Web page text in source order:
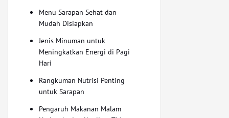
Menu Sarapan Sehat dan
Mudah Disiapkan
Jenis Minuman untuk
Meningkatkan Energi di Pagi
Hari
Rangkuman Nutrisi Penting
untuk Sarapan
Pengaruh Makanan Malam